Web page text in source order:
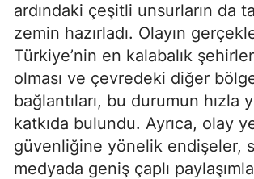
ardındaki çeşitli unsurların da
zemin hazırladı. Olayın
Türkiye’nin en kalabalık
olması ve çevredeki diğer
bağlantıları, bu durumun hızla
katkıda bulundu. Ayrıca, olay
güvenliğine yönelik endişeler,
medyada geniş çaplı